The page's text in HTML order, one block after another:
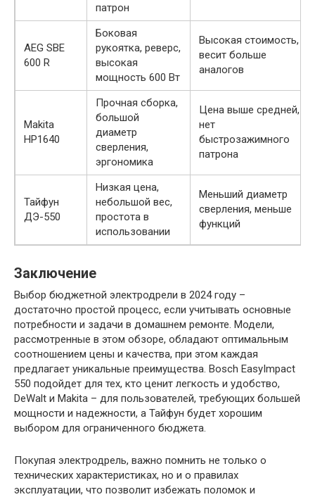
патрон
AEG SBE
600 R
Боковая
рукоятка, реверс,
высокая
мощность 600 Вт
Высокая стоимость,
весит больше
аналогов
Makita
HP1640
Прочная сборка,
большой
диаметр
сверления,
эргономика
Цена выше средней,
нет
быстрозажимного
патрона
Тайфун
ДЭ-550
Низкая цена,
небольшой вес,
простота в
использовании
Меньший диаметр
сверления, меньше
функций
Заключение
Выбор бюджетной электродрели в 2024 году –
достаточно простой процесс, если учитывать основные
потребности и задачи в домашнем ремонте. Модели,
рассмотренные в этом обзоре, обладают оптимальным
соотношением цены и качества, при этом каждая
предлагает уникальные преимущества. Bosch EasyImpact
550 подойдет для тех, кто ценит легкость и удобство,
DeWalt и Makita – для пользователей, требующих большей
мощности и надежности, а Тайфун будет хорошим
выбором для ограниченного бюджета.
Покупая электродрель, важно помнить не только о
технических характеристиках, но и о правилах
эксплуатации, что позволит избежать поломок и